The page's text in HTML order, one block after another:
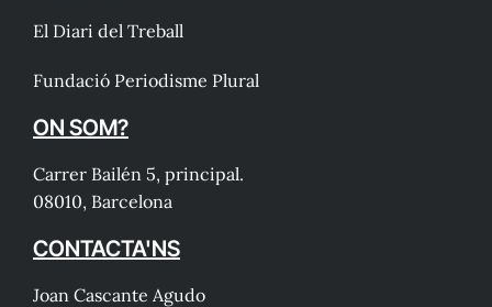
El Diari del Treball
Fundació Periodisme Plural
ON SOM?
Carrer Bailén 5, principal.
08010, Barcelona
CONTACTA'NS
Joan Cascante Agudo